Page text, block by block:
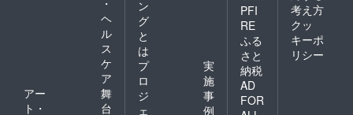
ヘ
ル
ス
ケ
ア
アー
ト・
舞
台
ン
グ
と
は
プ
ロ
ジ
ェ
実
施
事
例
PFI
RE
ふる
さと
納税
AD
FOR
考え方
クッ
キーポ
リシー